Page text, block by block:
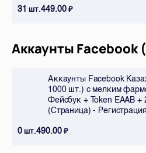
31 шт.449.00₽
Аккаунты Facebook
Аккаунты Facebook
1000 шт.) с мелким
Фейсбук + Token EAAB
(Страница) -
0шт.490.00₽